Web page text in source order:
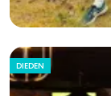
DIEDEN